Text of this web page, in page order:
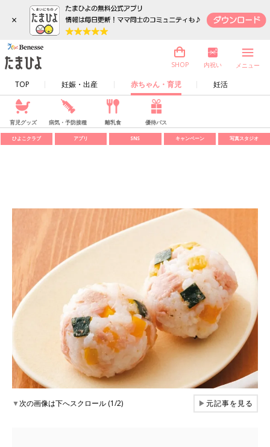
×
TOP 妊娠・出産 赤ちゃん・育児 妊活
SHOP 内祝い メニュー
育児グッズ 病気・予防接種 離乳食 優待パス
ひよこクラブ アプリ SNS キャンペーン 写真スタジオ
▼次の画像は下へスクロール (1/2) ▶元記事を見る